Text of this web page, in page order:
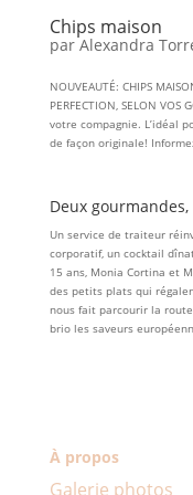
Chips maison
parAlexandra
NOUVEAUTÉ: CHIPS
PERFECTION, SELON
votre compagnie. L’idéal
de façon originale!
Deux
Un service de traiteur
corporatif, un cocktail
15 ans, Monia Cortina et
des petits plats qui
nous fait parcourir la
brio les saveurs
À propos
Galerie photos